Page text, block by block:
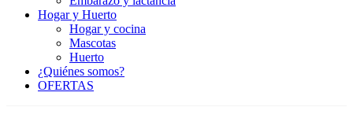
Hogar y Huerto
Hogar y cocina
Mascotas
Huerto
¿Quiénes somos?
OFERTAS